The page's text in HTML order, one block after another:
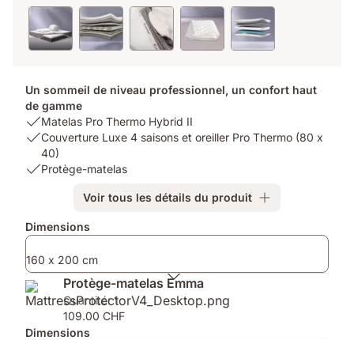
Un sommeil de niveau professionnel, un confort haut
de gamme
USP
1:
Matelas
Pro
Matelas Pro Thermo Hybrid II
USP
Couverture
et
Pro
Thermo
(80
40)
Couverture Luxe 4 saisons et oreiller Pro Thermo (80 x
40)
USPProtège-matelas
Voir tous les détails du produit
Produits
Dimensions
160 x 200 cm
Protège-matelas Emma
Quantité: 1
109.00 CHF
Dimensions